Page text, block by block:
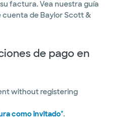
factura. Vea nuestra guía
cuenta de Baylor Scott &
de pago en
without registering
como invitado".